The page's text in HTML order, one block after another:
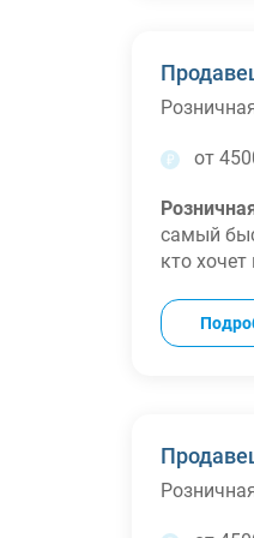
график
график
ЗА НАШ
ЗА НАШ
ЗА НАШ
ЗА НАШ
от
самый
кто
Деньги:
Развитие: